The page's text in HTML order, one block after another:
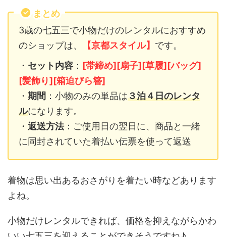
まとめ
3歳の七五三で小物だけのレンタルにおすすめ
のショップは、
【京都スタイル】 です。
・ セット内容 ： [帯締め][扇子][草履][バッグ]
[髪飾り][箱迫びら簪]
・ 期間 ：小物のみの単品は３泊４日のレンタ
ルになります。
・ 返送方法：ご使用日の翌日に、商品と一緒
に同封されていた着払い伝票を使って返送
着物は思い出あるおさがりを着たい時などあります
よね。
小物だけレンタルできれば、価格を抑えながらかわ